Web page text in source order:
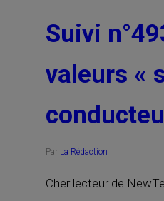
Suivi
valeurs «
Par La Rédaction
Cher lecteur de